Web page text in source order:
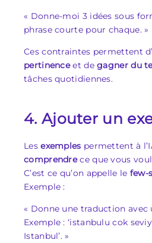
« Donne-moi 3 idées sous
phrase courte pour chaque. »
Ces contraintes permettent d’
pertinenceet degagner du
tâches quotidiennes.
4. Ajouter un
Lesexemples permettent à
comprendrece que vous
C’est ce qu’on appelle le few-
Exemple :
« Donne une traduction avec
Exemple : ‘istanbulu cok
Istanbul’. »